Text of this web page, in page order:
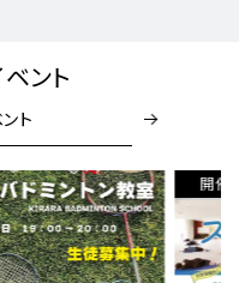
ント
ト
催中